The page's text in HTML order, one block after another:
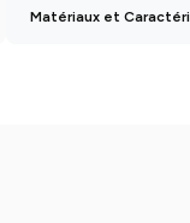
Matériaux et